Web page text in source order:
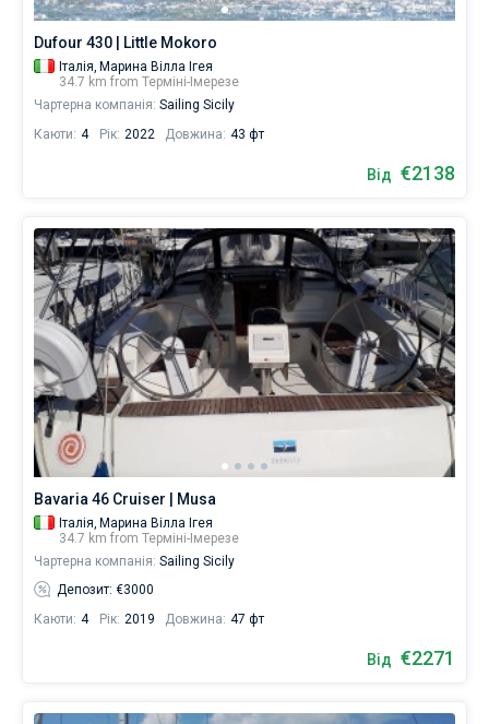
Dufour 430 | Little Mokoro
Італія, Марина Вілла Ігея
34.7 km from Терміні-Імерезе
Чартерна компанія: Sailing Sicily
Каюти: 4 Рік: 2022 Довжина: 43 фт
Від €2138
Bavaria 46 Cruiser | Musa
Італія, Марина Вілла Ігея
34.7 km from Терміні-Імерезе
Чартерна компанія: Sailing Sicily
Депозит: €3000
Каюти: 4 Рік: 2019 Довжина: 47 фт
Від €2271